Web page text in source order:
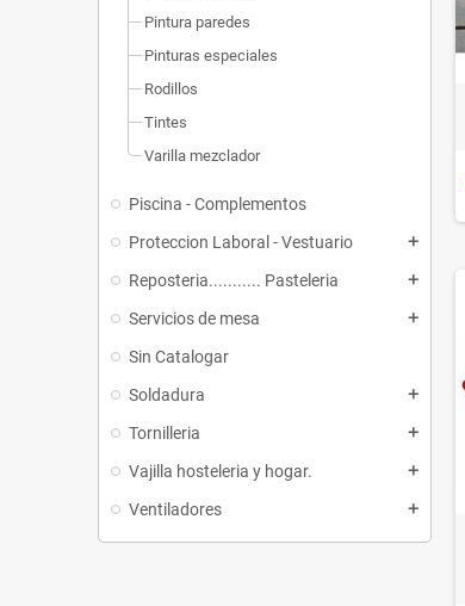
Pintura paredes
Pinturas especiales
Rodillos
Tintes
Varilla mezclador
Piscina - Complementos
Proteccion Laboral - Vestuario
add
Reposteria........... Pasteleria add
Servicios de mesa add
Sin Catalogar
Soldadura
add
Tornilleria add
Vajilla hosteleria y hogar. add
Ventiladores add